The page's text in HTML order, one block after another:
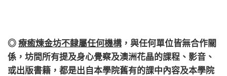
◎療癒煉金坊不隸屬任何機構 ， 與任何單位皆無合作關
係， 坊間所有提及身心覺察及澳洲花晶的課程、影音、
或出版書籍，都是出自本學院舊有的課中內容及本學院